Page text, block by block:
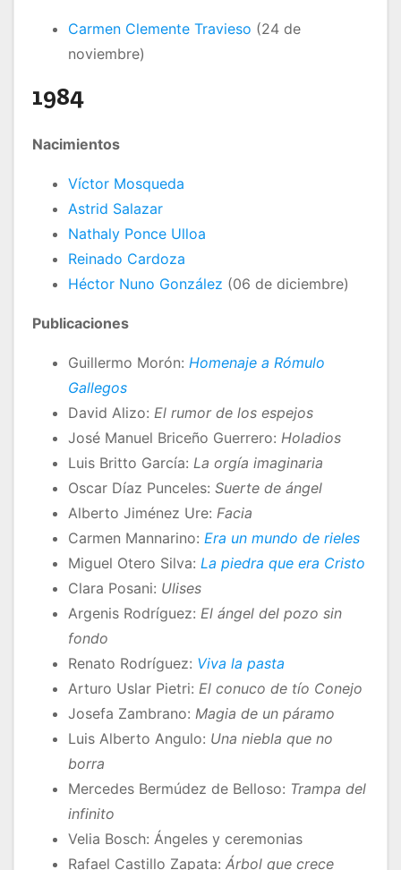
Carmen Clemente Travieso (24 de
noviembre)
1984
Nacimientos
Víctor Mosqueda
Astrid Salazar
Nathaly Ponce Ulloa
Reinado Cardoza
Héctor Nuno González (06 de diciembre)
Publicaciones
Guillermo Morón: Homenaje a Rómulo
Gallegos
David Alizo: El rumor de los espejos
José Manuel Briceño Guerrero: Holadios
Luis Britto García: La orgía imaginaria
Oscar Díaz Punceles: Suerte de ángel
Alberto Jiménez Ure: Facia
Carmen Mannarino: Era un mundo de rieles
Miguel Otero Silva: La piedra que era Cristo
Clara Posani: Ulises
Argenis Rodríguez: El ángel del pozo sin
fondo
Renato Rodríguez: Viva la pasta
Arturo Uslar Pietri: El conuco de tío Conejo
Josefa Zambrano: Magia de un páramo
Luis Alberto Angulo: Una niebla que no
borra
Mercedes Bermúdez de Belloso: Trampa del
infinito
Velia Bosch: Ángeles y ceremonias
Rafael Castillo Zapata: Árbol que crece